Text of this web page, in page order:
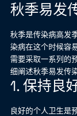
秋季易发
秋季是传染病高发
染病在这个时候容
需要采取一系列的
细阐述秋季易发传
1. 保持良
良好的个人卫生是